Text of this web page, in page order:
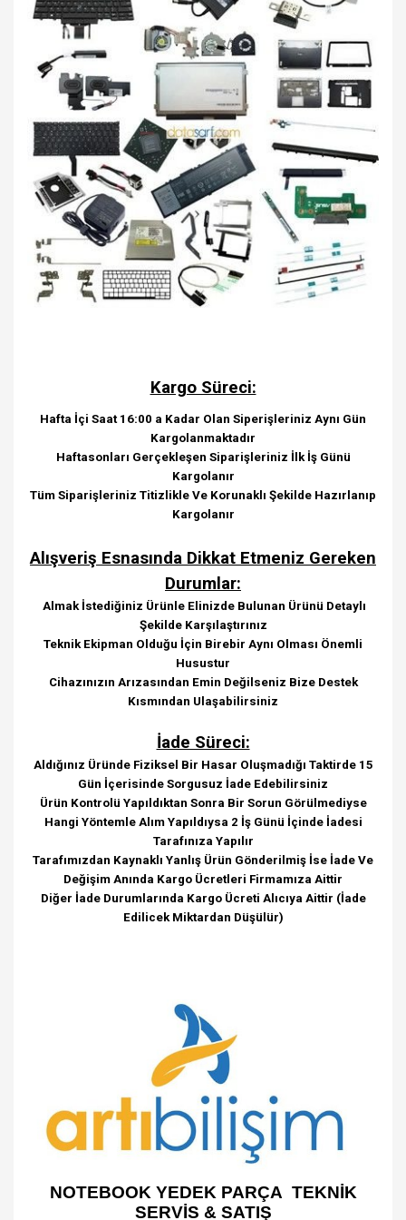
Kargo Süreci:
Hafta İçi Saat 16:00 a Kadar Olan Siperişleriniz Aynı Gün
Kargolanmaktadır
Haftasonları Gerçekleşen Siparişleriniz İlk İş Günü
Kargolanır
Tüm Siparişleriniz Titizlikle Ve Korunaklı Şekilde Hazırlanıp
Kargolanır
Alışveriş Esnasında Dikkat Etmeniz Gereken
Durumlar:
Almak İstediğiniz Ürünle Elinizde Bulunan Ürünü Detaylı
Şekilde Karşılaştırınız
Teknik Ekipman Olduğu İçin Birebir Aynı Olması Önemli
Husustur
Cihazınızın Arızasından Emin Değilseniz Bize Destek
Kısmından Ulaşabilirsiniz
İade Süreci:
Aldığınız Üründe Fiziksel Bir Hasar Oluşmadığı Taktirde 15
Gün İçerisinde Sorgusuz İade Edebilirsiniz
Ürün Kontrolü Yapıldıktan Sonra Bir Sorun Görülmediyse
Hangi Yöntemle Alım Yapıldıysa 2 İş Günü İçinde İadesi
Tarafınıza Yapılır
Tarafımızdan Kaynaklı Yanlış Ürün Gönderilmiş İse İade Ve
Değişim Anında Kargo Ücretleri Firmamıza Aittir
Diğer İade Durumlarında Kargo Ücreti Alıcıya Aittir (İade
Edilicek Miktardan Düşülür)
NOTEBOOK YEDEK PARÇA TEKNİK
SERVİS & SATIŞ